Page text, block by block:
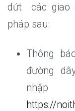
dứt các giao
pháp sau:
Thông
đường
https://